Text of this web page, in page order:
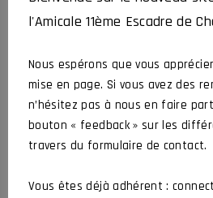
Produits
VOUS AIMEREZ
l'Amicale 11ème Escadre de
Nous espérons que vous
mise en page. Si vous avez des
n’hésitez pas à nous en faire
bouton « feedback » sur les
travers du formulaire de contact.
Vous êtes déjà adhérent :